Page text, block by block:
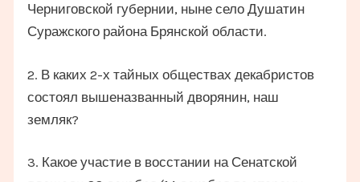
Черниговской губернии, ныне село Душатин
Суражского района Брянской области.
2. В каких 2-х тайных обществах декабристов
состоял вышеназванный дворянин, наш
земляк?
3. Какое участие в восстании на Сенатской